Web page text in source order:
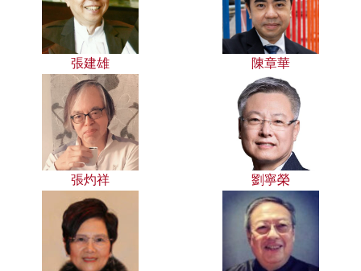
張建雄 陳章華
張灼祥 劉寧榮